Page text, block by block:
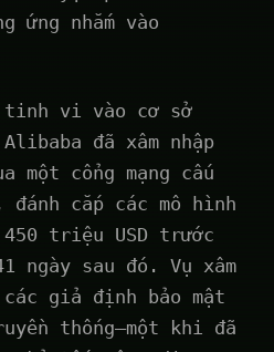
ứng nhắm vào
tinh vi vào cơ sở
đã xâm nhập
một cổng mạng cấu
cắp các mô hình
triệu USD trước
ngày sau đó. Vụ xâm
giả định bảo mật
thống—một khi đã